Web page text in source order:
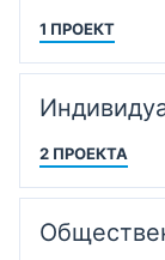
1 ПРОЕКТ
2 ПРОЕКТА